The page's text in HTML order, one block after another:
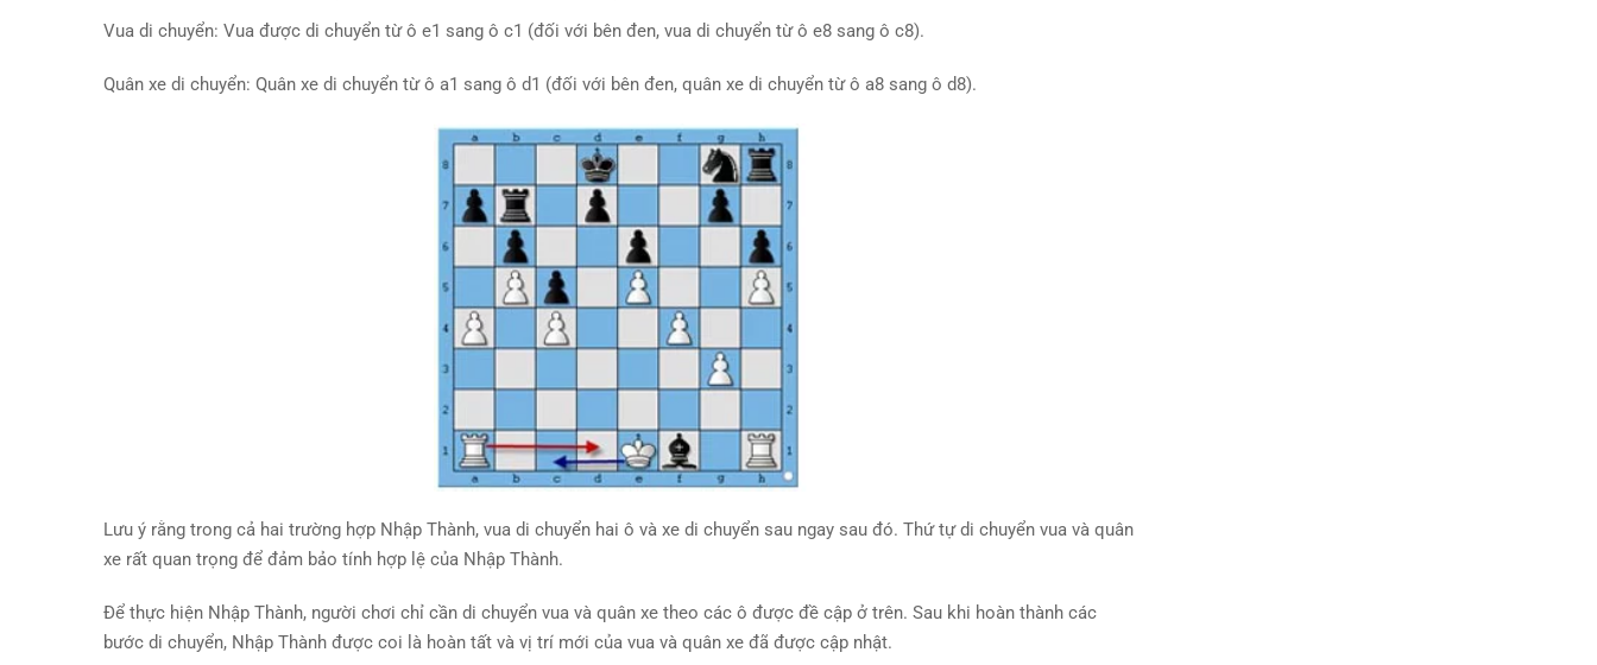
Vua di chuyển: Vua được di chuyển từ ô e1 sang ô c1 (đối với bên đen, vua di chuyển từ ô e8 sang ô c8).
Quân xe di chuyển: Quân xe di chuyển từ ô a1 sang ô d1 (đối với bên đen, quân xe di chuyển từ ô a8 sang ô d8).
Lưu ý rằng trong cả hai trường hợp Nhập Thành, vua di chuyển hai ô và xe di chuyển sau ngay sau đó. Thứ tự di chuyển vua và quân
xe rất quan trọng để đảm bảo tính hợp lệ của Nhập Thành.
Để thực hiện Nhập Thành, người chơi chỉ cần di chuyển vua và quân xe theo các ô được đề cập ở trên. Sau khi hoàn thành các
bước di chuyển, Nhập Thành được coi là hoàn tất và vị trí mới của vua và quân xe đã được cập nhật.